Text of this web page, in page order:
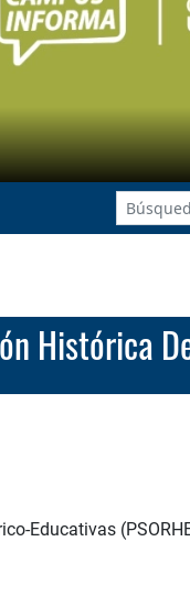
Histórica
Educativas